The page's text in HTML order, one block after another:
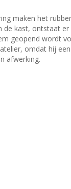
maken het
kast, ontstaat
geopend wordt
omdat hij
afwerking.